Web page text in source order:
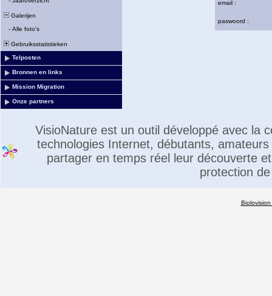
Galerijen
- Alle foto's
Gebruiksstatistieken
Telposten
Bronnen en links
Mission Migration
Onze partners
email :
paswoord :
VisioNature est un outil développé avec la
technologies Internet, débutants,
partager en temps réel leur découverte
protection
Biolovision